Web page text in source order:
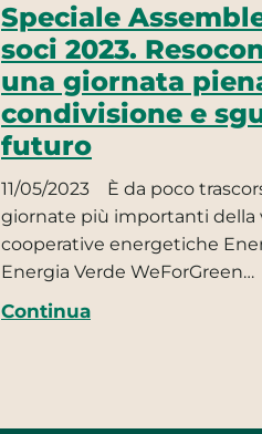
Speciale
soci 2023.
una giornata
condivisione e
futuro
11/05/2023
È da poco
giornate più importanti della
cooperative energetiche
Energia Verde WeForGreen…
Continua